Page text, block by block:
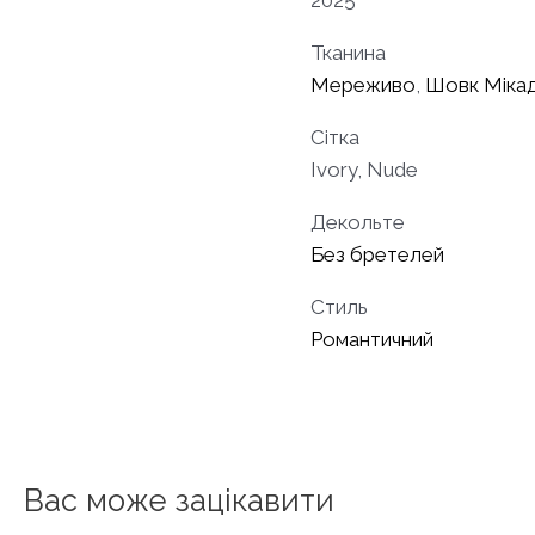
Тканина
Мереживо, Шовк
Сітка
Ivory, Nude
Декольте
Без бретелей
Стиль
Романтичний
Вас може зацікавити